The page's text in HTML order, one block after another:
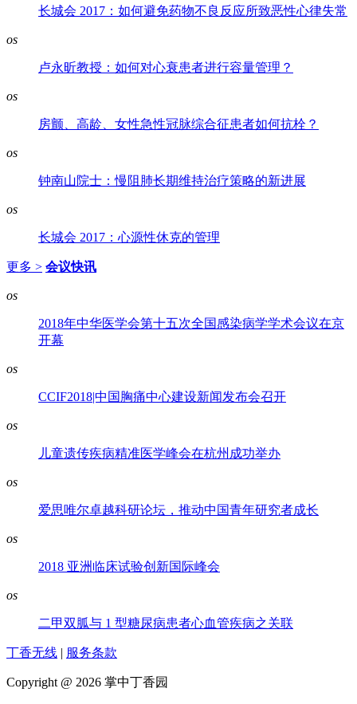
长城会 2017：如何避免药物不良反应所致恶性心律失常
os
卢永昕教授：如何对心衰患者进行容量管理？
os
房颤、高龄、女性急性冠脉综合征患者如何抗栓？
os
钟南山院士：慢阻肺长期维持治疗策略的新进展
os
长城会 2017：心源性休克的管理
更多 > 会议快讯
os
2018年中华医学会第十五次全国感染病学学术会议在京
开幕
os
CCIF2018|中国胸痛中心建设新闻发布会召开
os
儿童遗传疾病精准医学峰会在杭州成功举办
os
爱思唯尔卓越科研论坛，推动中国青年研究者成长
os
2018 亚洲临床试验创新国际峰会
os
二甲双胍与 1 型糖尿病患者心血管疾病之关联
丁香无线 | 服务条款
Copyright @ 2026 掌中丁香园